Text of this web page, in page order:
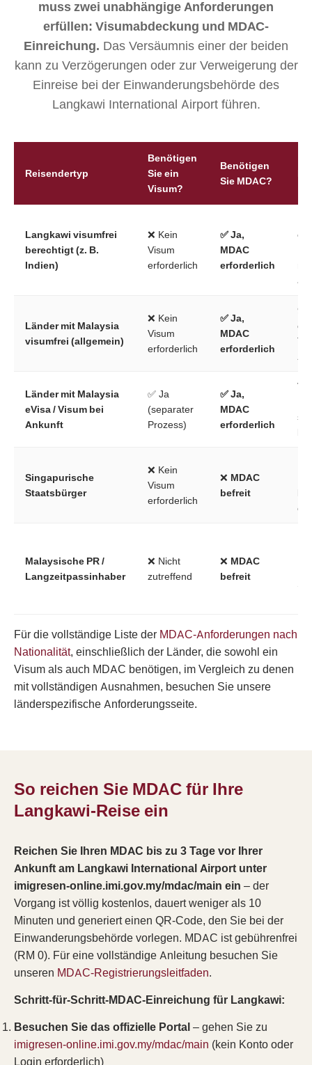
muss zwei unabhängige Anforderungen
erfüllen: Visumabdeckung und MDAC-
Einreichung. Das Versäumnis einer der beiden
kann zu Verzögerungen oder zur Verweigerung der
Einreise bei der Einwanderungsbehörde des
Langkawi International Airport führen.
Reisendertyp
Benötigen
Sie ein
Visum?
Benötigen
Sie MDAC?
Langkawi visumfrei
berechtigt (z. B.
Indien)
❌ Kein
Visum
erforderlich
✅ Ja,
MDAC
erforderlich
Länder mit Malaysia
visumfrei (allgemein)
❌ Kein
Visum
erforderlich
✅ Ja,
MDAC
erforderlich
Länder mit Malaysia
eVisa / Visum bei
Ankunft
✅ Ja
(separater
Prozess)
✅ Ja,
MDAC
erforderlich
Singapurische
Staatsbürger
❌ Kein
Visum
erforderlich
❌ MDAC
befreit
Malaysische PR /
Langzeitpassinhaber
❌ Nicht
zutreffend
❌ MDAC
befreit
Für die vollständige Liste der MDAC-Anforderungen nach
Nationalität, einschließlich der Länder, die sowohl ein
Visum als auch MDAC benötigen, im Vergleich zu denen
mit vollständigen Ausnahmen, besuchen Sie unsere
länderspezifische Anforderungsseite.
So reichen Sie MDAC für Ihre
Langkawi-Reise ein
Reichen Sie Ihren MDAC bis zu 3 Tage vor Ihrer
Ankunft am Langkawi International Airport unter
imigresen-online.imi.gov.my/mdac/main ein – der
Vorgang ist völlig kostenlos, dauert weniger als 10
Minuten und generiert einen QR-Code, den Sie bei der
Einwanderungsbehörde vorlegen. MDAC ist gebührenfrei
(RM 0). Für eine vollständige Anleitung besuchen Sie
unseren MDAC-Registrierungsleitfaden.
Schritt-für-Schritt-MDAC-Einreichung für Langkawi:
Besuchen Sie das offizielle Portal– gehen Sie zu
imigresen-online.imi.gov.my/mdac/main (kein Konto oder
Login erforderlich)